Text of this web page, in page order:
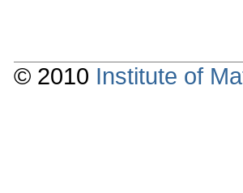
© 2010 Institute of